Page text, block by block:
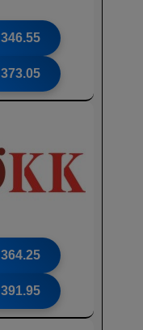
346.55
373.05
364.25
391.95